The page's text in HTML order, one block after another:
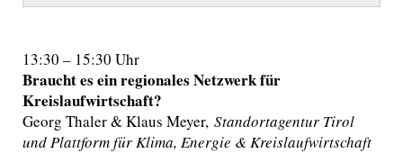
13:30 – 15:30 Uhr
Braucht es ein regionales Netzwerk für
Kreislaufwirtschaft?
Georg Thaler & Klaus Meyer, Standortagentur Tirol
und Plattform für Klima, Energie & Kreislaufwirtschaft